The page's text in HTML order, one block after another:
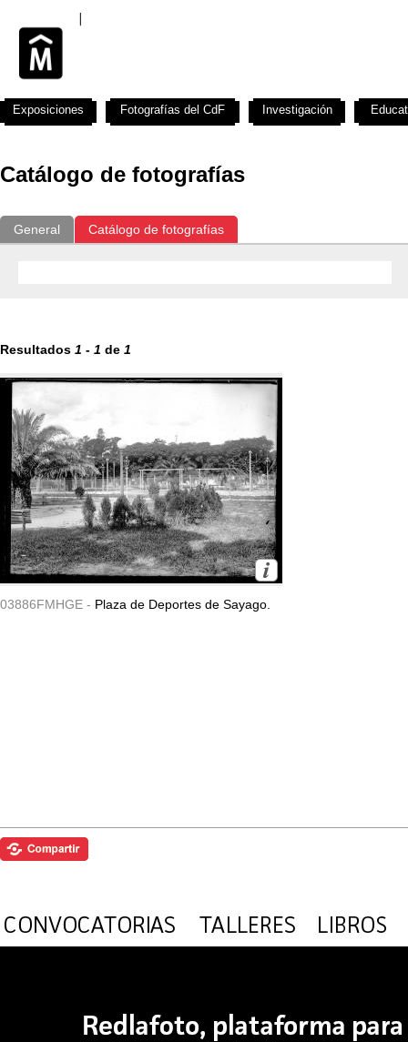
Catálogo de fotografías
General Catálogo de fotografías
Resultados 1 - 1 de 1
03886FMHGE - Plaza de Deportes de Sayago.
Exposiciones Fotografías del CdF Investigación